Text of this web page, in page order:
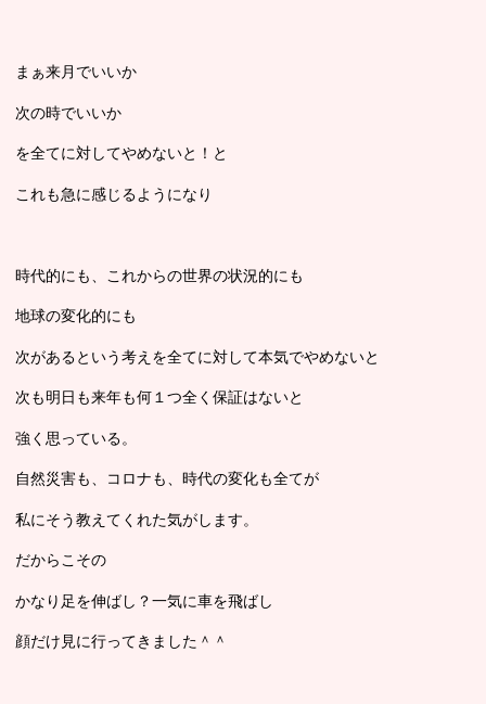
まぁ来月でいいか
次の時でいいか
を全てに対してやめないと！と
これも急に感じるようになり
時代的にも、これからの世界の状況的にも
地球の変化的にも
次があるという考えを全てに対して本気でやめないと
次も明日も来年も何１つ全く保証はないと
強く思っている。
自然災害も、コロナも、時代の変化も全てが
私にそう教えてくれた気がします。
だからこその
かなり足を伸ばし？一気に車を飛ばし
顔だけ見に行ってきました＾＾